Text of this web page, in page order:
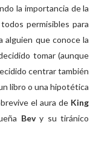
la importancia de la
permisibles para
alguien que conoce la
tomar (aunque
centrar también
libro o una hipotética
el aura de King
Bevy su tiránico